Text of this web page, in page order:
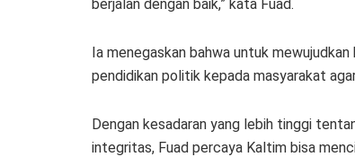
berjalan dengan baik,” kata Fuad.
Ia menegaskan bahwa untuk
pendidikan politik kepada masyarakat
Dengan kesadaran yang lebih tinggi
integritas, Fuad percaya Kaltim bisa